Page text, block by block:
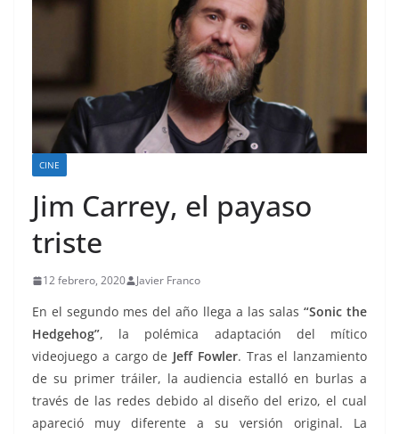
CINE
Jim Carrey, el payaso
triste
12 febrero, 2020 Javier Franco
En el segundo mes del año llega a las salas “Sonic the
Hedgehog”, la polémica adaptación del mítico
videojuego a cargo de Jeff Fowler. Tras el lanzamiento
de su primer tráiler, la audiencia estalló en burlas a
través de las redes debido al diseño del erizo, el cual
apareció muy diferente a su versión original. La